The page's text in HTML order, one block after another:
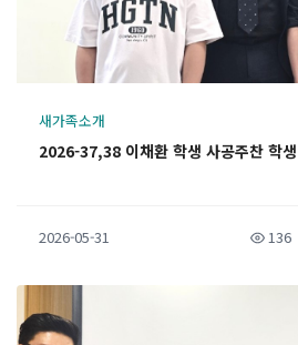
새가족소개
2026-37,38 이채환 학생 사공주찬 학생
2026-05-31 136